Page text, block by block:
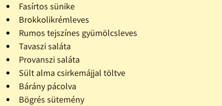
Fasírtos sünike
Brokkolikrémleves
Rumos tejszínes gyümölcsleves
Tavaszi saláta
Provanszi saláta
Sült alma csirkemájjal töltve
Bárány pácolva
Bögrés sütemény